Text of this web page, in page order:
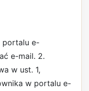
portalu e-
e-mail. 2.
w ust. 1,
w portalu e-